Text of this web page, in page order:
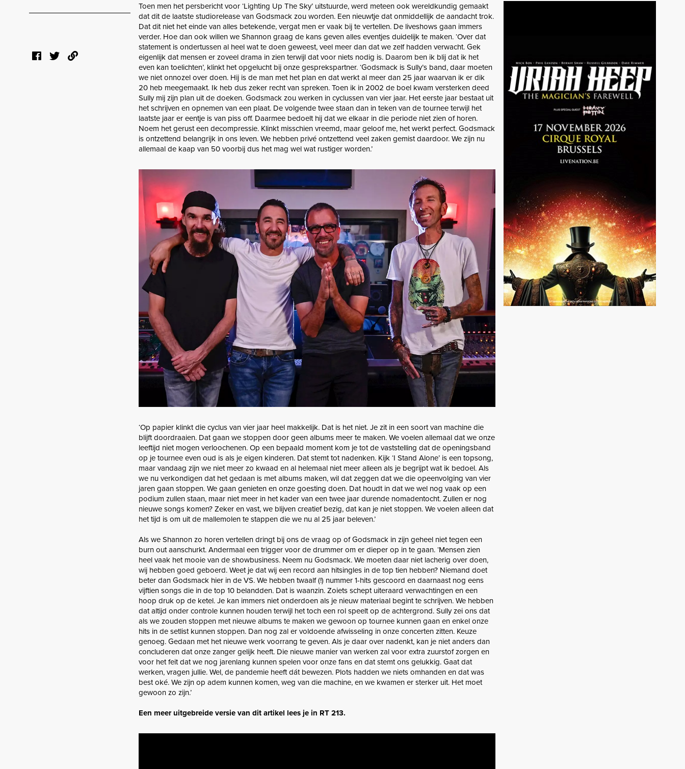
Toen men het persbericht voor ‘Lighting Up The Sky’ uitstuurde, werd meteen ook wereldkundig gemaakt
dat dit de laatste studiorelease van Godsmack zou worden. Een nieuwtje dat onmiddellijk de aandacht trok.
Dat dit niet het einde van alles betekende, vergat men er vaak bij te vertellen. De liveshows gaan immers
verder. Hoe dan ook willen we Shannon graag de kans geven alles eventjes duidelijk te maken. ‘Over dat
statement is ondertussen al heel wat te doen geweest, veel meer dan dat we zelf hadden verwacht. Gek
eigenlijk dat mensen er zoveel drama in zien terwijl dat voor niets nodig is. Daarom ben ik blij dat ik het
even kan toelichten’, klinkt het opgelucht bij onze gesprekspartner. ‘Godsmack is Sully’s band, daar moeten
we niet onnozel over doen. Hij is de man met het plan en dat werkt al meer dan 25 jaar waarvan ik er dik
20 heb meegemaakt. Ik heb dus zeker recht van spreken. Toen ik in 2002 de boel kwam versterken deed
Sully mij zijn plan uit de doeken. Godsmack zou werken in cyclussen van vier jaar. Het eerste jaar bestaat uit
het schrijven en opnemen van een plaat. De volgende twee staan dan in teken van de tournee terwijl het
laatste jaar er eentje is van piss off. Daarmee bedoelt hij dat we elkaar in die periode niet zien of horen.
Noem het gerust een decompressie. Klinkt misschien vreemd, maar geloof me, het werkt perfect. Godsmack
is ontzettend belangrijk in ons leven. We hebben privé ontzettend veel zaken gemist daardoor. We zijn nu
allemaal de kaap van 50 voorbij dus het mag wel wat rustiger worden.’
‘Op papier klinkt die cyclus van vier jaar heel makkelijk. Dat is het niet. Je zit in een soort van machine die
blijft doordraaien. Dat gaan we stoppen door geen albums meer te maken. We voelen allemaal dat we onze
leeftijd niet mogen verloochenen. Op een bepaald moment kom je tot de vaststelling dat de openingsband
op je tournee even oud is als je eigen kinderen. Dat stemt tot nadenken. Kijk ‘I Stand Alone’ is een topsong,
maar vandaag zijn we niet meer zo kwaad en al helemaal niet meer alleen als je begrijpt wat ik bedoel. Als
we nu verkondigen dat het gedaan is met albums maken, wil dat zeggen dat we die opeenvolging van vier
jaren gaan stoppen. We gaan genieten en onze goesting doen. Dat houdt in dat we wel nog vaak op een
podium zullen staan, maar niet meer in het kader van een twee jaar durende nomadentocht. Zullen er nog
nieuwe songs komen? Zeker en vast, we blijven creatief bezig, dat kan je niet stoppen. We voelen alleen dat
het tijd is om uit de mallemolen te stappen die we nu al 25 jaar beleven.’
Als we Shannon zo horen vertellen dringt bij ons de vraag op of Godsmack in zijn geheel niet tegen een
burn out aanschurkt. Andermaal een trigger voor de drummer om er dieper op in te gaan. ‘Mensen zien
heel vaak het mooie van de showbusiness. Neem nu Godsmack. We moeten daar niet lacherig over doen,
wij hebben goed geboerd. Weet je dat wij een record aan hitsingles in de top tien hebben? Niemand doet
beter dan Godsmack hier in de VS. We hebben twaalf (!) nummer 1-hits gescoord en daarnaast nog eens
vijftien songs die in de top 10 belandden. Dat is waanzin. Zoiets schept uiteraard verwachtingen en een
hoop druk op de ketel. Je kan immers niet onderdoen als je nieuw materiaal begint te schrijven. We hebben
dat altijd onder controle kunnen houden terwijl het toch een rol speelt op de achtergrond. Sully zei ons dat
als we zouden stoppen met nieuwe albums te maken we gewoon op tournee kunnen gaan en enkel onze
hits in de setlist kunnen stoppen. Dan nog zal er voldoende afwisseling in onze concerten zitten. Keuze
genoeg. Gedaan met het nieuwe werk voorrang te geven. Als je daar over nadenkt, kan je niet anders dan
concluderen dat onze zanger gelijk heeft. Die nieuwe manier van werken zal voor extra zuurstof zorgen en
voor het feit dat we nog jarenlang kunnen spelen voor onze fans en dat stemt ons gelukkig. Gaat dat
werken, vragen jullie. Wel, de pandemie heeft dát bewezen. Plots hadden we niets omhanden en dat was
best oké. We zijn op adem kunnen komen, weg van die machine, en we kwamen er sterker uit. Het moet
gewoon zo zijn.’
Een meer uitgebreide versie van dit artikel lees je in RT 213.